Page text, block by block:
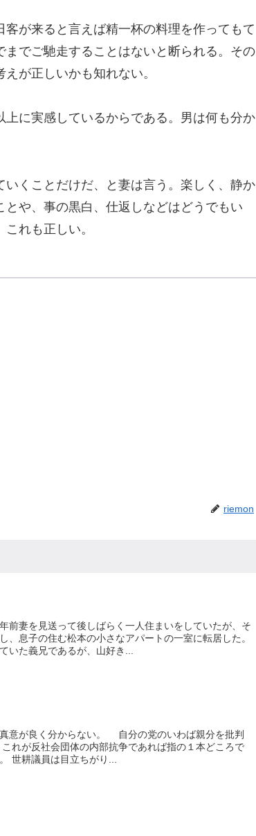
が来ると言えば精一杯の料理を作ってもて
でご馳走することはないと断られる。その
が正しいかも知れない。
に実感しているからである。男は何も分か
くことだけだ、と妻は言う。楽しく、静か
や、事の黒白、仕返しなどはどうでもい
れも正しい。
riemon
前妻を見送って後しばらく一人住まいをしていたが、そ
、息子の住む松本の小さなアパートの一室に転居した。
た義兄であるが、山好き...
意が良く分からない。 自分の党のいわば親分を批判
れが反社会団体の内部抗争であれば指の１本どころで
世耕議員は目立ちがり...